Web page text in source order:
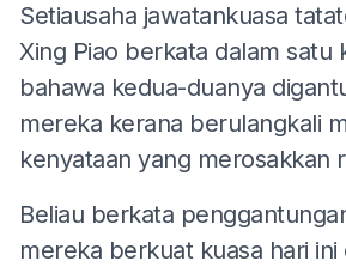
Setiausaha jawatankuasa
Xing Piao berkata dalam satu
bahawa kedua-duanya
mereka kerana berulangkali
kenyataan yang merosakkan
Beliau berkata
mereka berkuat kuasa hari ini